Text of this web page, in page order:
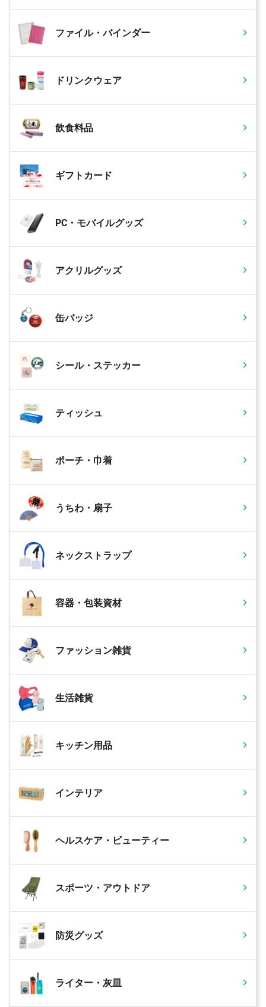
ファイル・バインダー
ドリンクウェア
飲食料品
ギフトカード
PC・モバイルグッズ
アクリルグッズ
缶バッジ
シール・ステッカー
ティッシュ
ポーチ・巾着
うちわ・扇子
ネックストラップ
容器・包装資材
ファッション雑貨
生活雑貨
キッチン用品
インテリア
ヘルスケア・ビューティー
スポーツ・アウトドア
防災グッズ
ライター・灰皿